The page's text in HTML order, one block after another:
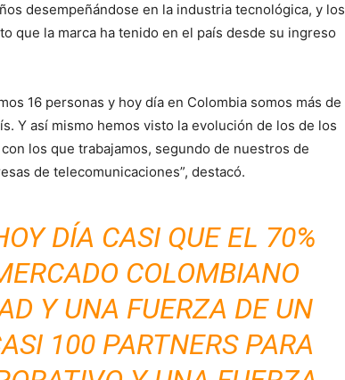
desempeñándose en la industria tecnológica, y los
que la marca ha tenido en el país desde su ingreso
16 personas y hoy día en Colombia somos más de
Y así mismo hemos visto la evolución de los de los
los que trabajamos, segundo de nuestros de
de telecomunicaciones”, destacó.
DÍA CASI QUE EL 70%
COLOMBIANO
Y UNA FUERZA DE UN
100 PARTNERS PARA